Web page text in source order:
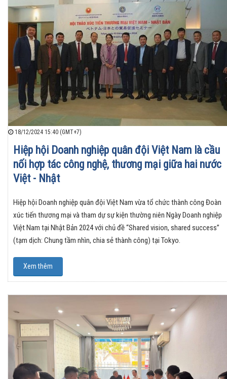
18/12/2024 15:40 (GMT+7)
Hiệp hội Doanh nghiệp quân đội Việt Nam là cầu
nối hợp tác công nghệ, thương mại giữa hai nước
Việt - Nhật
Hiệp hội Doanh nghiệp quân đội Việt Nam vừa tổ chức thành công Đoàn
xúc tiến thương mại và tham dự sự kiện thường niên Ngày Doanh nghiệp
Việt Nam tại Nhật Bản 2024 với chủ đề “Shared vision, shared success”
(tạm dịch: Chung tầm nhìn, chia sẻ thành công) tại Tokyo.
Xem thêm